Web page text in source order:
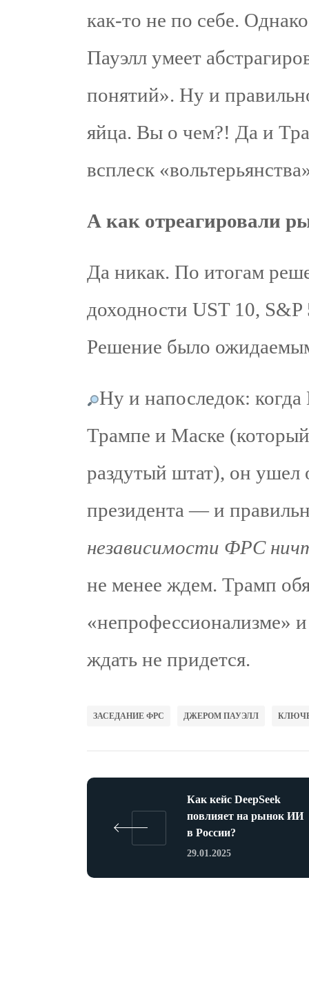
как-то не по себе.
Пауэлл умеет
понятий». Ну и
яйца. Вы о чем?! Да и
всплеск
А как отреагировали
Да никак. По итогам
доходности UST 10,
Решение было
Ну и напоследок:
Трампе и Маске
раздутый штат), он ушел
президента — и
независимости ФРС
не менее ждем. Трамп
«непрофессионализме»
ждать не придется.
ЗАСЕДАНИЕ ФРС ДЖЕРОМ ПАУЭЛЛ
Как кейс DeepSeek
повлияет на рынок ИИ
в России?
29.01.2025